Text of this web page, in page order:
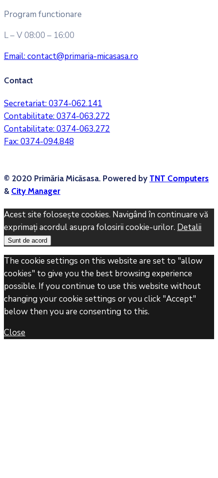
Program functionare
L – V 08:00 – 16:00
Email:contact@primaria-micasasa.ro
Contact
Secretariat:0374-062.141
Contabilitate:0374-063.272
Contabilitate:0374-063.272
Fax:0374-094.848
© 2020 Primăria Micăsasa. Powered by TNT Computers
& City Manager
Acest site foloseşte cookies. Navigând în continuare vă
exprimaţi acordul asupra folosirii cookie-urilor. Detalii
Sunt de acord
The cookie settings on this website are set to "allow
cookies" to give you the best browsing experience
possible. If you continue to use this website without
changing your cookie settings or you click "Accept"
below then you are consenting to this.
Close